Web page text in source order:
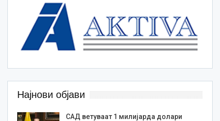
Најнови објави
САД ветуваат 1 милијарда долари